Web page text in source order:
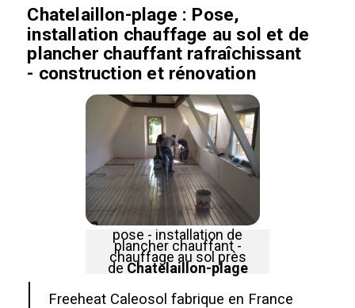
Chatelaillon-plage : Pose,
installation chauffage au sol et de
plancher chauffant rafraîchissant
- construction et rénovation
pose - installation de
plancher chauffant -
chauffage au sol près
de Chatelaillon-plage
Freeheat Caleosol fabrique en France